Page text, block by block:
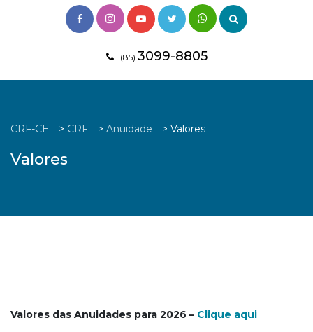
(85) 3099-8805
CRF-CE > CRF > Anuidade > Valores
Valores
Valores das Anuidades para 2026 – Clique aqui